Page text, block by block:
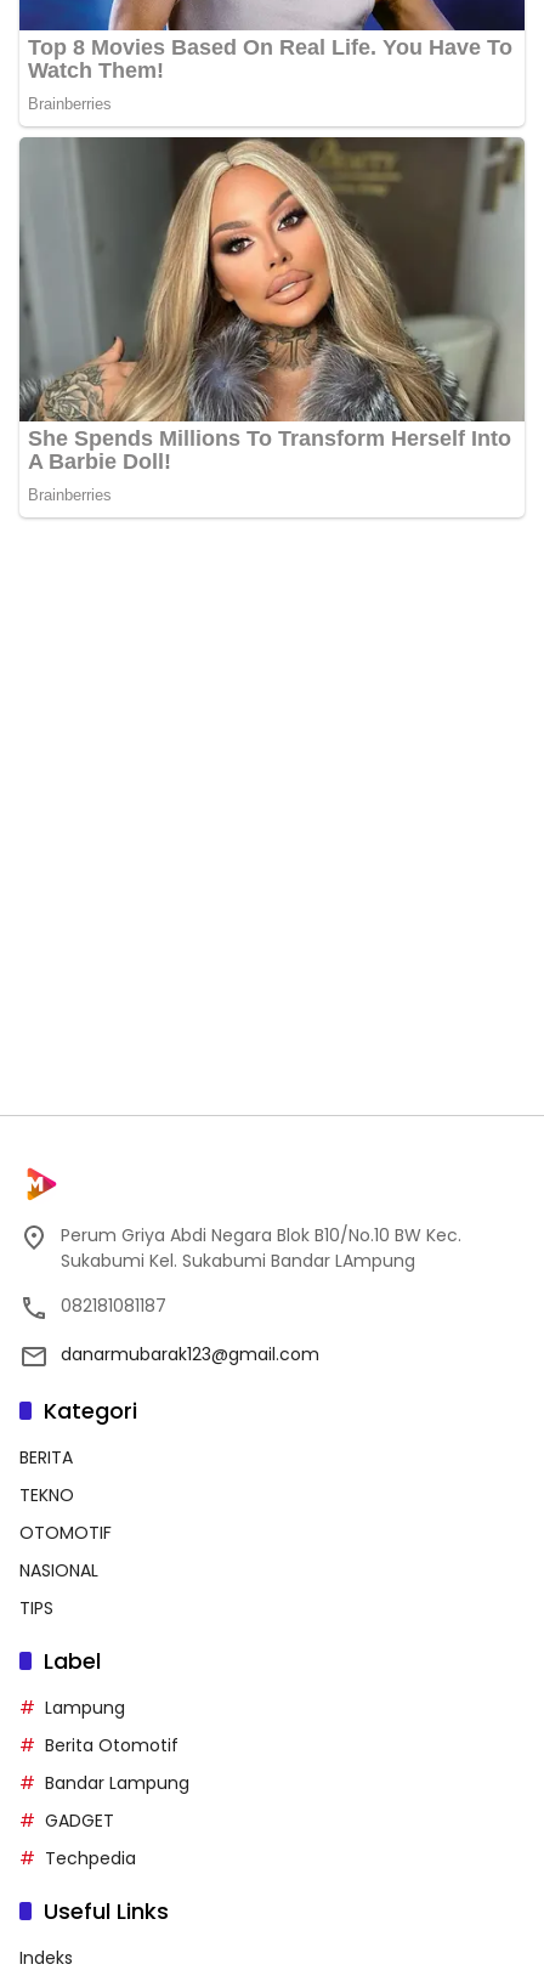
Perum Griya Abdi Negara Blok B10/No.10 BW Kec.
Sukabumi Kel. Sukabumi Bandar LAmpung
082181081187
danarmubarak123@gmail.com
Kategori
BERITA
TEKNO
OTOMOTIF
NASIONAL
TIPS
Label
Lampung
Berita Otomotif
Bandar Lampung
GADGET
Techpedia
Useful Links
Indeks